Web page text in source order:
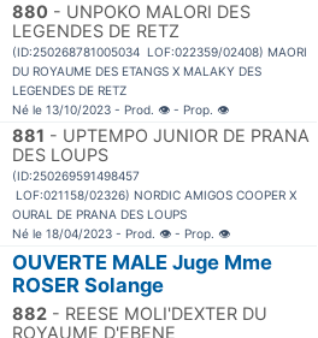
880 - UNPOKO MALORI DES
LEGENDES DE RETZ
(ID:250268781005034 LOF:022359/02408) MAORI
DU ROYAUME DES ETANGS X MALAKY DES
LEGENDES DE RETZ
Né le 13/10/2023 - Prod. 👁 - Prop. 👁
881 - UPTEMPO JUNIOR DE PRANA
DES LOUPS
(ID:250269591498457
LOF:021158/02326) NORDIC AMIGOS COOPER X
OURAL DE PRANA DES LOUPS
Né le 18/04/2023 - Prod. 👁 - Prop. 👁
OUVERTE MALE Juge Mme
ROSER Solange
882 - REESE MOLI'DEXTER DU
ROYAUME D'EBENE